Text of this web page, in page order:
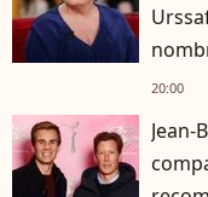
s'est
20:00
Jean-